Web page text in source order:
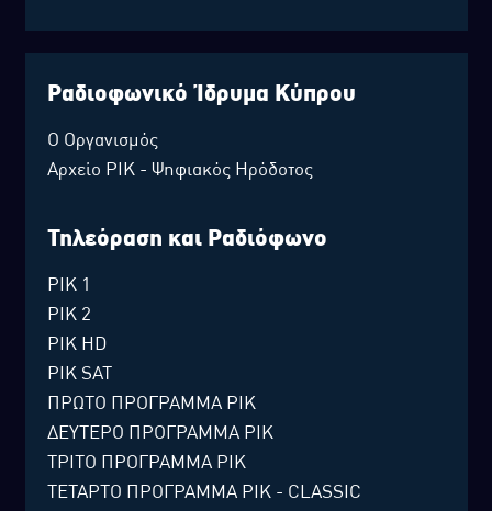
Ραδιοφωνικό Ίδρυμα Κύπρου
Ο Οργανισμός
Αρχείο ΡΙΚ - Ψηφιακός Ηρόδοτος
Τηλεόραση και Ραδιόφωνο
ΡΙΚ 1
ΡΙΚ 2
ΡΙΚ HD
ΡΙΚ SAT
ΠΡΩΤΟ ΠΡΟΓΡΑΜΜΑ ΡΙΚ
ΔΕΥΤΕΡΟ ΠΡΟΓΡΑΜΜΑ ΡΙΚ
ΤΡΙΤΟ ΠΡΟΓΡΑΜΜΑ ΡΙΚ
ΤΕΤΑΡΤΟ ΠΡΟΓΡΑΜΜΑ ΡΙΚ - CLASSIC